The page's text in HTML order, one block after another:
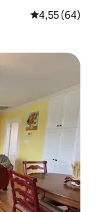
Évaluation
4,55 (64)